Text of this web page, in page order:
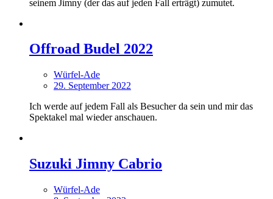
seinem Jimny (der das auf jeden Fall erträgt) zumutet.
Offroad Budel 2022
Würfel-Ade
29. September 2022
Ich werde auf jedem Fall als Besucher da sein und mir das
Spektakel mal wieder anschauen.
Suzuki Jimny Cabrio
Würfel-Ade